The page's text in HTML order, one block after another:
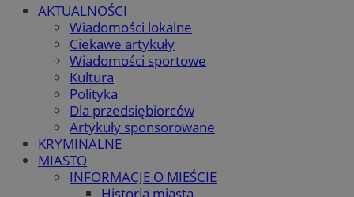
AKTUALNOŚCI
Wiadomości lokalne
Ciekawe artykuły
Wiadomości sportowe
Kultura
Polityka
Dla przedsiębiorców
Artykuły sponsorowane
KRYMINALNE
MIASTO
INFORMACJE O MIEŚCIE